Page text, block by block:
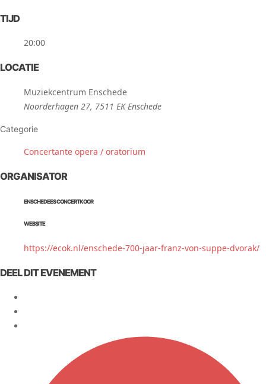
TIJD
20:00
LOCATIE
Muziekcentrum Enschede
Noorderhagen 27, 7511 EK Enschede
Categorie
Concertante opera / oratorium
ORGANISATOR
ENSCHEDEES CONCERTKOOR
WEBSITE
https://ecok.nl/enschede-700-jaar-franz-von-suppe-dvorak/
DEEL DIT EVENEMENT